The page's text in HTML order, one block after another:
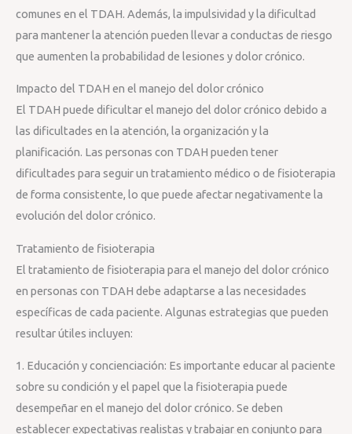
comunes en el TDAH. Además, la impulsividad y la dificultad
para mantener la atención pueden llevar a conductas de riesgo
que aumenten la probabilidad de lesiones y dolor crónico.
Impacto del TDAH en el manejo del dolor crónico
El TDAH puede dificultar el manejo del dolor crónico debido a
las dificultades en la atención, la organización y la
planificación. Las personas con TDAH pueden tener
dificultades para seguir un tratamiento médico o de fisioterapia
de forma consistente, lo que puede afectar negativamente la
evolución del dolor crónico.
Tratamiento de fisioterapia
El tratamiento de fisioterapia para el manejo del dolor crónico
en personas con TDAH debe adaptarse a las necesidades
específicas de cada paciente. Algunas estrategias que pueden
resultar útiles incluyen:
1. Educación y concienciación: Es importante educar al paciente
sobre su condición y el papel que la fisioterapia puede
desempeñar en el manejo del dolor crónico. Se deben
establecer expectativas realistas y trabajar en conjunto para